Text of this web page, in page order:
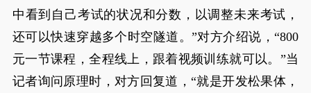
中看到自己考试的状况和分数，以调整未来考试，
还可以快速穿越多个时空隧道。”对方介绍说，“800
元一节课程，全程线上，跟着视频训练就可以。”当
记者询问原理时，对方回复道，“就是开发松果体，